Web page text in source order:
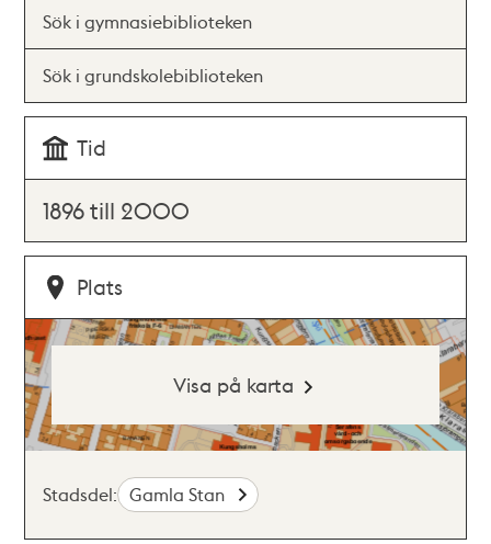
Sök i gymnasiebiblioteken
Sök i grundskolebiblioteken
Tid
1896 till 2000
Plats
Visa på karta
Stadsdel: Gamla Stan